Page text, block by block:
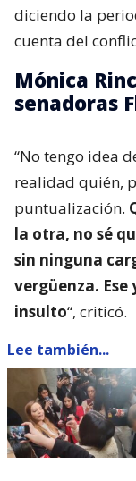
diciendo la
cuenta del
Mónica
senadoras
“No tengo idea
realidad quién,
puntualización.
la otra, no sé
sin ninguna
vergüenza.
insulto“, criticó.
Lee también...